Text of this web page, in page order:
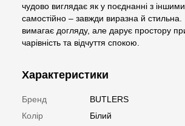
чудово виглядає як у поєднанні з іншими
самостійно – завжди виразна й стильна.
вимагає догляду, але дарує простору
чарівність та відчуття спокою.
Характеристики
Бренд
BUTLERS
Колір
Білий